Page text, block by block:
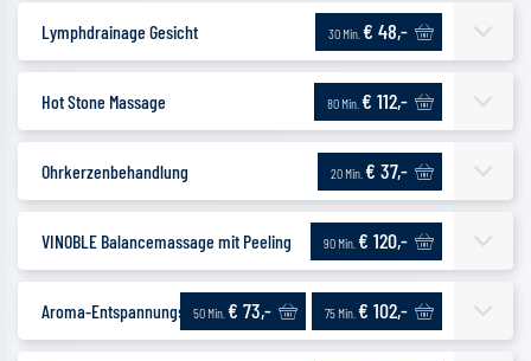
Lymphdrainage Gesicht 30 Min. € 48,-
Hot Stone Massage 80 Min. € 112,-
Ohrkerzenbehandlung 20 Min. € 37,-
VINOBLE Balancemassage mit Peeling 90 Min. € 120,-
Aroma-Entspannungsmassage
50 Min. € 73,- 75 Min. € 102,-